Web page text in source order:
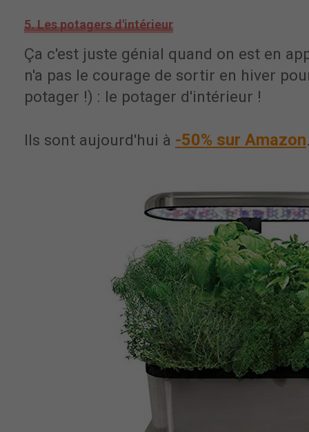
5. Les potagers d'intérieur
Ça c'est juste génial quand on est en
n'a pas le courage de sortir en hiver
potager !) : le potager d'intérieur !
Ils sont aujourd'hui à -50% sur Amazon